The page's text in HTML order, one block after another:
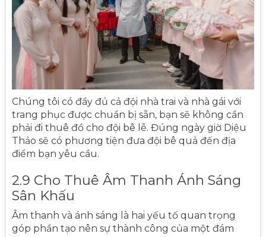
Chúng tôi có đầy đủ cả đội nhà trai và nhà gái với
trang phục được chuẩn bị sẵn, bạn sẽ không cần
phải đi thuê đồ cho đội bê lễ. Đúng ngày giờ Diệu
Thảo sẽ có phương tiện đưa đội bê quả đến địa
điểm bạn yêu cầu.
2.9 Cho Thuê Âm Thanh Ánh Sáng
Sân Khấu
Âm thanh và ánh sáng là hai yếu tố quan trọng
góp phần tạo nên sự thành công của một đám